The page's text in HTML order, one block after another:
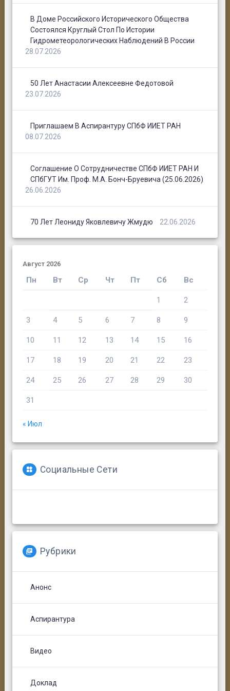
В Доме Российского Исторического Общества
Состоялся Круглый Стол По Истории
Гидрометеорологических Наблюдений В России
28.07.2026
50 Лет Анастасии Алексеевне Федотовой
23.07.2026
Приглашаем В Аспирантуру СПбФ ИИЕТ РАН
08.07.2026
Соглашение О Сотрудничестве СПбФ ИИЕТ РАН И
СПбГУТ Им. Проф. М.А. Бонч-Бруевича (25.06.2026)
26.06.2026
70 Лет Леониду Яковлевичу Жмудю 22.06.2026
Август 2026
Пн Вт Ср Чт Пт Сб Вс
1 2
3 4 5 6 7 8 9
10 11 12 13 14 15 16
17 18 19 20 21 22 23
24 25 26 27 28 29 30
31
« Июл
Социальные Сети
Рубрики
Анонс
Аспирантура
Видео
Доклад